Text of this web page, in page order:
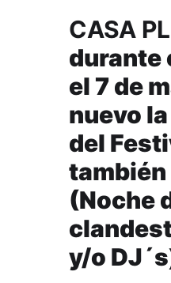
CASA
durante
el 7 de
nuevo
del
también
(Noche
y/o